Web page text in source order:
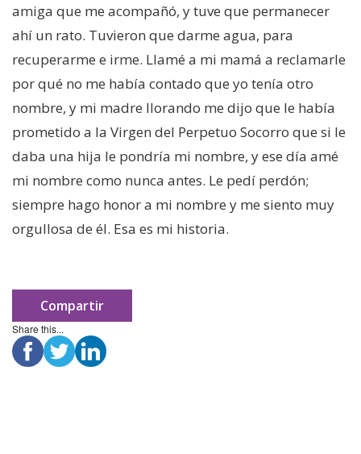
amiga que me acompañó, y tuve que permanecer
ahí un rato. Tuvieron que darme agua, para
recuperarme e irme. Llamé a mi mamá a reclamarle
por qué no me había contado que yo tenía otro
nombre, y mi madre llorando me dijo que le había
prometido a la Virgen del Perpetuo Socorro que si le
daba una hija le pondría mi nombre, y ese día amé
mi nombre como nunca antes. Le pedí perdón;
siempre hago honor a mi nombre y me siento muy
orgullosa de él. Esa es mi historia.
Compartir
Share this...